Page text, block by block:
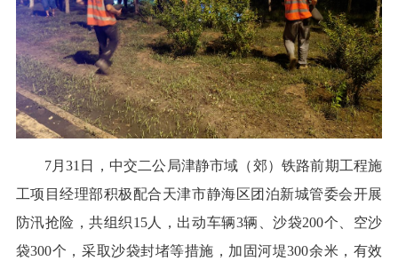
7月31日，中交二公局津静市域（郊）铁路前期工程施
工项目经理部积极配合天津市静海区团泊新城管委会开展
防汛抢险，共组织15人，出动车辆3辆、沙袋200个、空沙
袋300个，采取沙袋封堵等措施，加固河堤300余米，有效